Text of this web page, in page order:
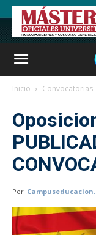
Inicio Convocatorias
Por